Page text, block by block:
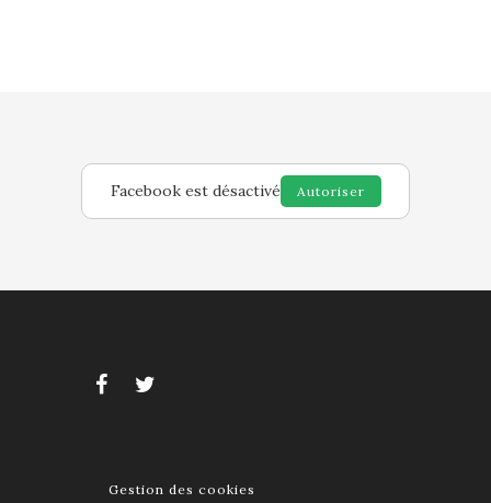
Facebook est désactivé Autoriser
Gestion des cookies